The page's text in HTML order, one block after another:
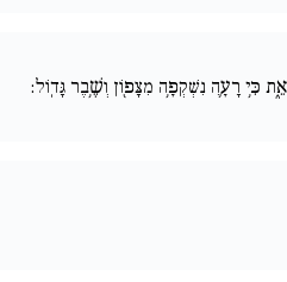
כִּ֥י רָעָ֛ה נִשְׁקְפָ֥ה מִצָּפ֖וֹן וְשֶׁ֥בֶר גָּדֽוֹל: